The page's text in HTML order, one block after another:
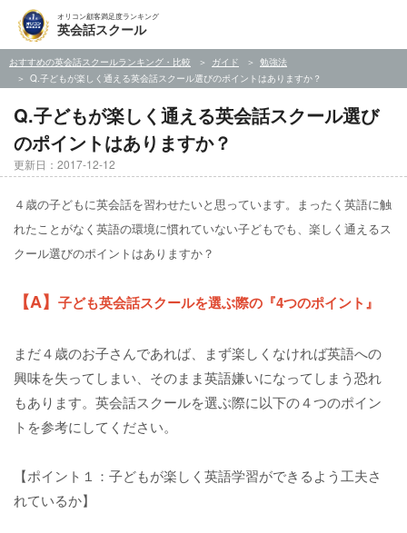
オリコン顧客満足度ランキング
英会話スクール
おすすめの英会話スクールランキング・比較 ガイド
勉強法
Q.子どもが楽しく通える英会話スクール選びのポイントはありますか？
Q.子どもが楽しく通える英会話スクール選び
のポイントはありますか？
更新日：2017-12-12
４歳の子どもに英会話を習わせたいと思っています。まったく英語に触
れたことがなく英語の環境に慣れていない子どもでも、楽しく通えるス
クール選びのポイントはありますか？
【A】 子ども英会話スクールを選ぶ際の『4つのポイント』
まだ４歳のお子さんであれば、まず楽しくなければ英語への
興味を失ってしまい、そのまま英語嫌いになってしまう恐れ
もあります。英会話スクールを選ぶ際に以下の４つのポイン
トを参考にしてください。
【ポイント１：子どもが楽しく英語学習ができるよう工夫さ
れているか】